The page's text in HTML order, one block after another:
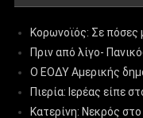
Κορωνοϊός: Σε πόσες
Πριν από λίγο-
Ο ΕΟΔΥ Αμερικής
Πιερία: Ιερέας είπε
Κατερίνη: Νεκρός